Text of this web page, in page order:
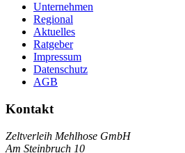
Unternehmen
Regional
Aktuelles
Ratgeber
Impressum
Datenschutz
AGB
Kontakt
Zeltverleih Mehlhose GmbH
Am Steinbruch 10